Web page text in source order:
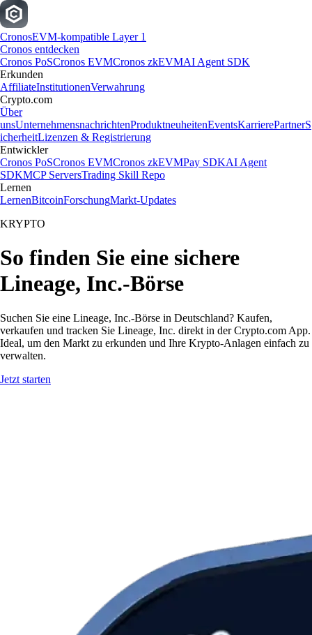
CronosEVM-kompatible Layer 1
Cronos entdecken
Cronos PoSCronos EVMCronos zkEVMAI Agent SDK
Erkunden
AffiliateInstitutionenVerwahrung
Crypto.com
Über
unsUnternehmensnachrichtenProduktneuheitenEventsKarrierePartnerS
icherheitLizenzen & Registrierung
Entwickler
Cronos PoSCronos EVMCronos zkEVMPay SDKAI Agent
SDKMCP ServersTrading Skill Repo
Lernen
LernenBitcoinForschungMarkt-Updates
KRYPTO
So finden Sie eine sichere
Lineage, Inc.-Börse
Suchen Sie eine Lineage, Inc.-Börse in Deutschland? Kaufen,
verkaufen und tracken Sie Lineage, Inc. direkt in der Crypto.com App.
Ideal, um den Markt zu erkunden und Ihre Krypto-Anlagen einfach zu
verwalten.
Jetzt starten